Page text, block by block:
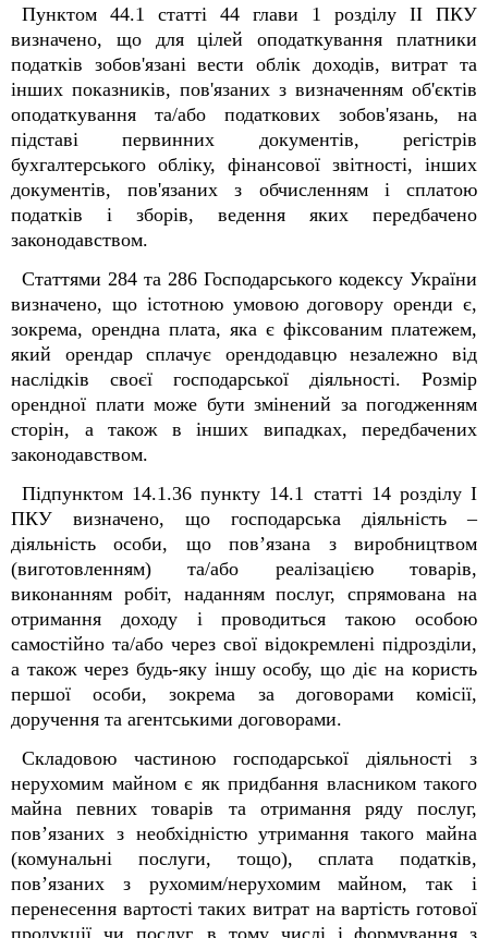
Пунктом 44.1 статті 44 глави 1 розділу ІІ ПКУ
визначено, що для цілей оподаткування платники
податків зобов'язані вести облік доходів, витрат та
інших показників, пов'язаних з визначенням об'єктів
оподаткування та/або податкових зобов'язань, на
підставі первинних документів, регістрів
бухгалтерського обліку, фінансової звітності, інших
документів, пов'язаних з обчисленням і сплатою
податків і зборів, ведення яких передбачено
законодавством.
Статтями 284 та 286 Господарського кодексу України
визначено, що істотною умовою договору оренди є,
зокрема, орендна плата, яка є фіксованим платежем,
який орендар сплачує орендодавцю незалежно від
наслідків своєї господарської діяльності. Розмір
орендної плати може бути змінений за погодженням
сторін, а також в інших випадках, передбачених
законодавством.
Підпунктом 14.1.36 пункту 14.1 статті 14 розділу І
ПКУ визначено, що господарська діяльність –
діяльність особи, що пов’язана з виробництвом
(виготовленням) та/або реалізацією товарів,
виконанням робіт, наданням послуг, спрямована на
отримання доходу і проводиться такою особою
самостійно та/або через свої відокремлені підрозділи,
а також через будь-яку іншу особу, що діє на користь
першої особи, зокрема за договорами комісії,
доручення та агентськими договорами.
Складовою частиною господарської діяльності з
нерухомим майном є як придбання власником такого
майна певних товарів та отримання ряду послуг,
пов’язаних з необхідністю утримання такого майна
(комунальні послуги, тощо), сплата податків,
пов’язаних з рухомим/нерухомим майном, так і
перенесення вартості таких витрат на вартість готової
продукції чи послуг, в тому числі і формування з